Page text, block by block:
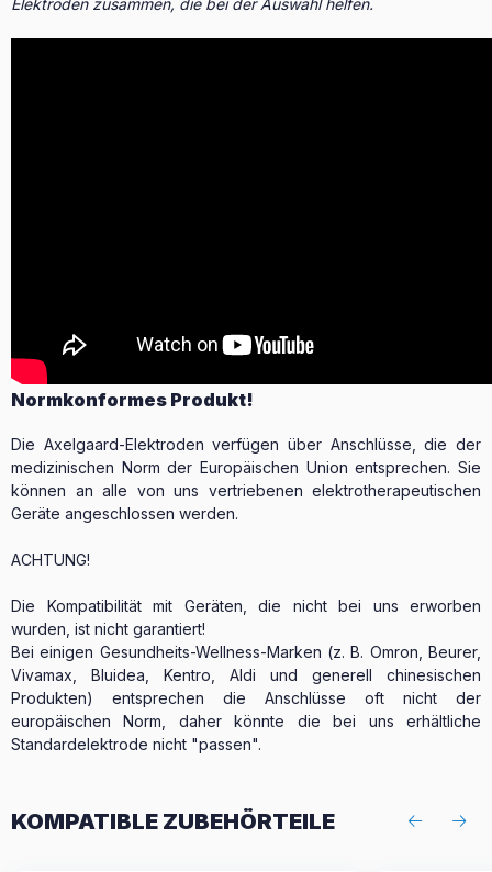
KOMPATIBLE ZUBEHÖRTEILE
Elektroden zusammen, die bei der Auswahl helfen.
Normkonformes Produkt!
Die Axelgaard-Elektroden verfügen über Anschlüsse, die der
medizinischen Norm der Europäischen Union entsprechen. Sie
können an alle von uns vertriebenen elektrotherapeutischen
Geräte angeschlossen werden.
ACHTUNG!
Die Kompatibilität mit Geräten, die nicht bei uns erworben
wurden, ist nicht garantiert!
Bei einigen Gesundheits-Wellness-Marken (z. B. Omron, Beurer,
Vivamax, Bluidea, Kentro, Aldi und generell chinesischen
Produkten) entsprechen die Anschlüsse oft nicht der
europäischen Norm, daher könnte die bei uns erhältliche
Standardelektrode nicht "passen".